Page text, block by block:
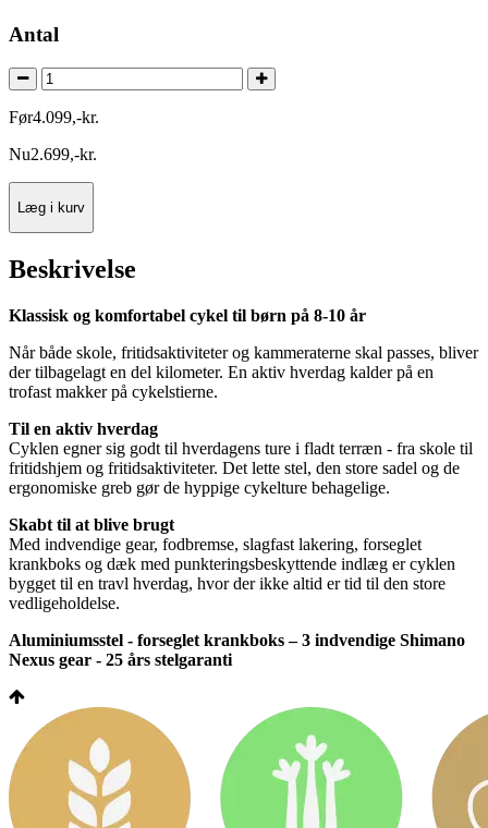
Antal
Før4.099,-kr.
Nu2.699,-kr.
Læg i kurv
Beskrivelse
Klassisk og komfortabel cykel til børn på 8-10 år
Når både skole, fritidsaktiviteter og kammeraterne skal passes, bliver
der tilbagelagt en del kilometer. En aktiv hverdag kalder på en
trofast makker på cykelstierne.
Til en aktiv hverdag
Cyklen egner sig godt til hverdagens ture i fladt terræn - fra skole til
fritidshjem og fritidsaktiviteter. Det lette stel, den store sadel og de
ergonomiske greb gør de hyppige cykelture behagelige.
Skabt til at blive brugt
Med indvendige gear, fodbremse, slagfast lakering, forseglet
krankboks og dæk med punkteringsbeskyttende indlæg er cyklen
bygget til en travl hverdag, hvor der ikke altid er tid til den store
vedligeholdelse.
Aluminiumsstel - forseglet krankboks – 3 indvendige Shimano
Nexus gear - 25 års stelgaranti